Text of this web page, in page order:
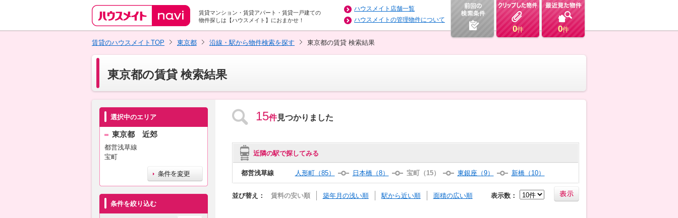
賃貸マンション・賃貸アパート・賃貸一戸建ての
物件探しは【ハウスメイト】におまかせ！
ハウスメイト店舗一覧
ハウスメイトの管理物件について
0件 0件
賃貸のハウスメイトTOP
東京都 沿線・駅から物件検索を探す 東京都の賃貸 検索結果
東京都の賃貸 検索結果
選択中のエリア
東京都 近郊
都営浅草線
宝町
条件を絞り込む
15件見つかりました
近隣の駅で探してみる
都営浅草線 人形町（85） 日本橋（8） 宝町（15） 東銀座（9） 新橋（10）
並び替え： 賃料の安い順 築年月の浅い順 駅から近い順 面積の広い順 表示数：